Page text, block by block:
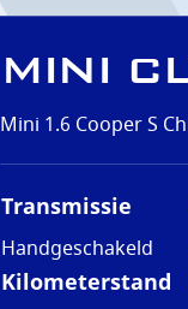
MINI
Mini 1.6 Cooper S
Transmissie
Handgeschakeld
Kilometerstand